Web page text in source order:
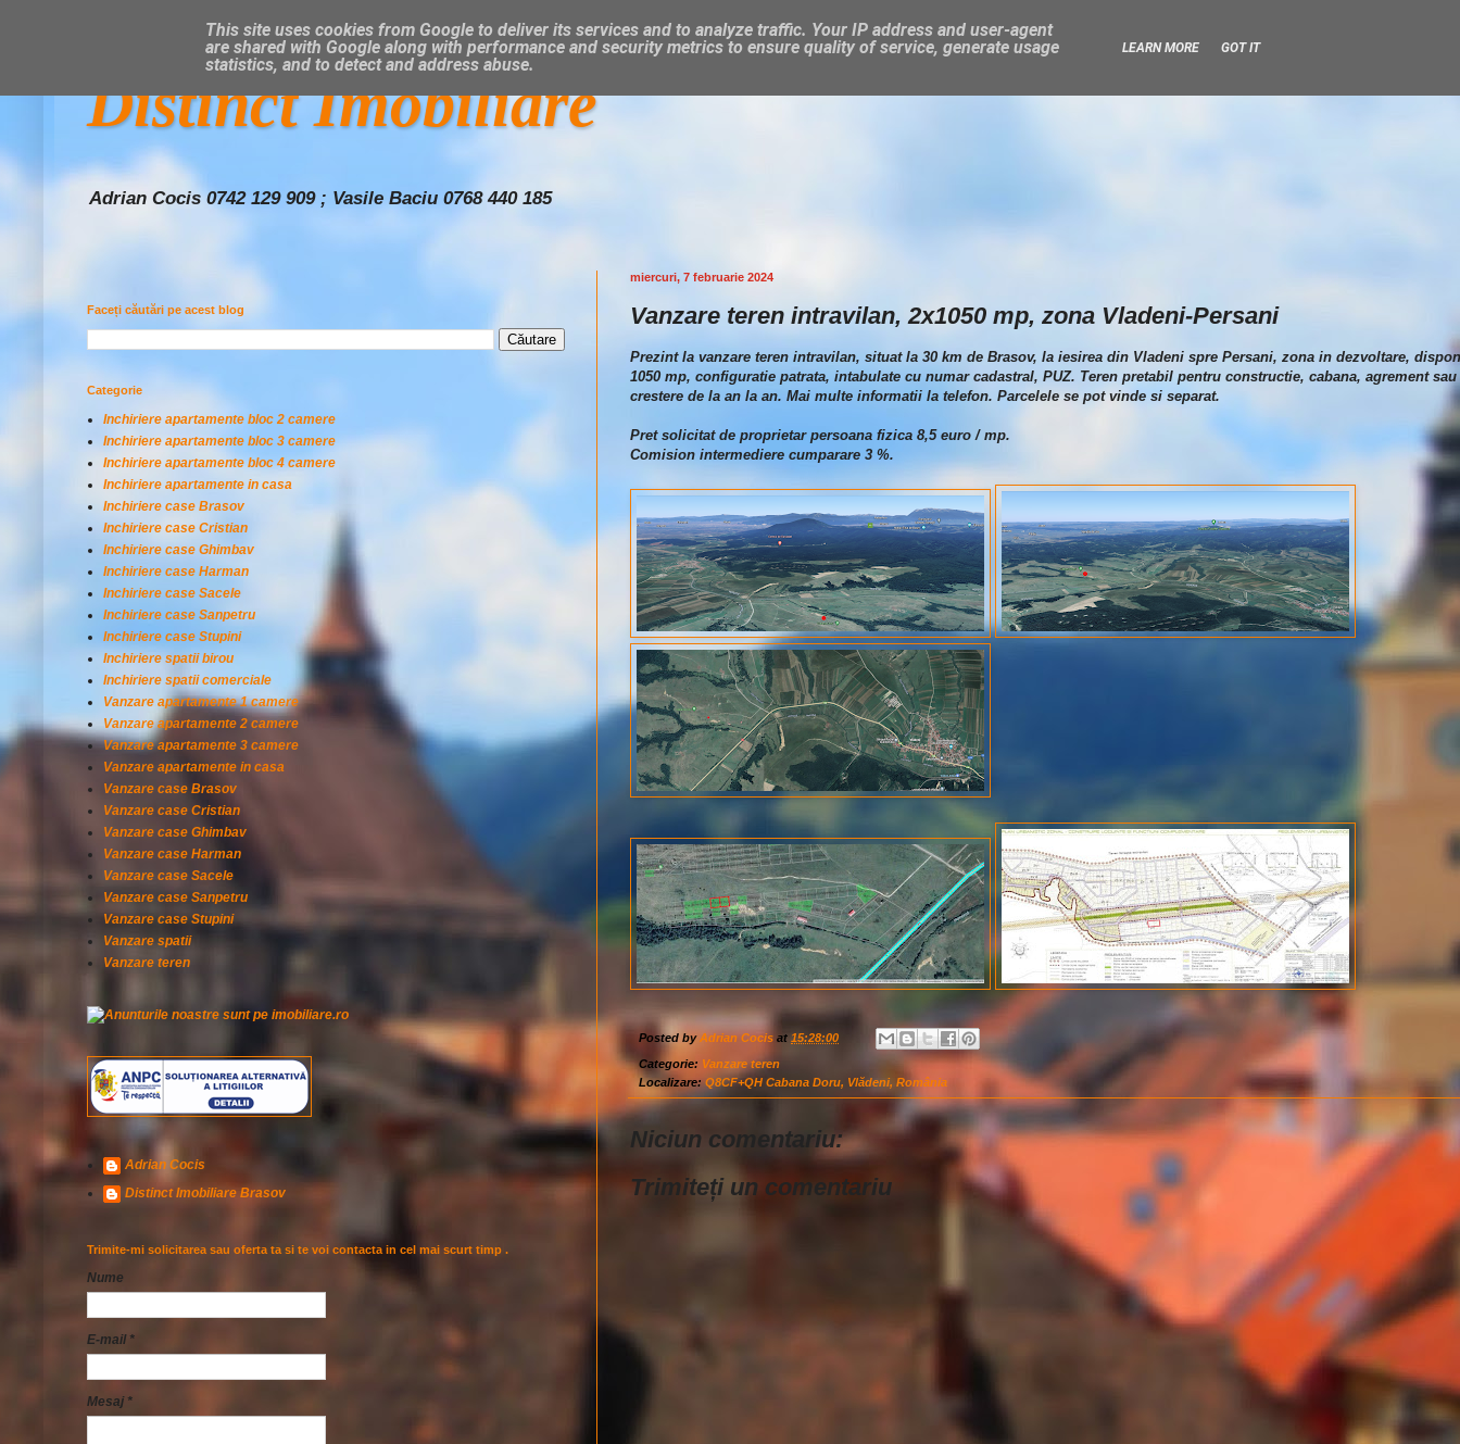
Distinct Imobiliare
Adrian Cocis 0742 129 909 ; Vasile Baciu 0768 440 185
miercuri, 7 februarie 2024
Vanzare teren intravilan, 2x1050 mp, zona Vladeni-Persani
Prezint la vanzare teren intravilan, situat la 30 km de Brasov, la iesirea din Vladeni spre Persani, zona in dezvoltare,
1050 mp, configuratie patrata, intabulate cu numar cadastral, PUZ. Teren pretabil pentru constructie, cabana, agrement
crestere de la an la an. Mai multe informatii la telefon. Parcelele se pot vinde si separat.
Pret solicitat de proprietar persoana fizica 8,5 euro / mp.
Comision intermediere cumparare 3 %.
Posted byAdrian Cocis at 15:28:00
Categorie: Vanzare teren
Localizare:Q8CF+QH Cabana Doru, Vlădeni, România
Niciun comentariu:
Trimiteți un comentariu
Faceți căutări pe acest blog
Categorie
Inchiriere apartamente bloc 2 camere
Inchiriere apartamente bloc 3 camere
Inchiriere apartamente bloc 4 camere
Inchiriere apartamente in casa
Inchiriere case Brasov
Inchiriere case Cristian
Inchiriere case Ghimbav
Inchiriere case Harman
Inchiriere case Sacele
Inchiriere case Sanpetru
Inchiriere case Stupini
Inchiriere spatii birou
Inchiriere spatii comerciale
Vanzare apartamente 1 camere
Vanzare apartamente 2 camere
Vanzare apartamente 3 camere
Vanzare apartamente in casa
Vanzare case Brasov
Vanzare case Cristian
Vanzare case Ghimbav
Vanzare case Harman
Vanzare case Sacele
Vanzare case Sanpetru
Vanzare case Stupini
Vanzare spatii
Vanzare teren
Adrian Cocis
Distinct Imobiliare Brasov
Trimite-mi solicitarea sau oferta ta si te voi contacta in cel mai scurt timp .
Nume
E-mail *
Mesaj *
This site uses cookies from Google to deliver its services and to analyze traffic. Your IP address and user-agent
are shared with Google along with performance and security metrics to ensure quality of service, generate usage
statistics, and to detect and address abuse.
LEARN MORE GOT IT